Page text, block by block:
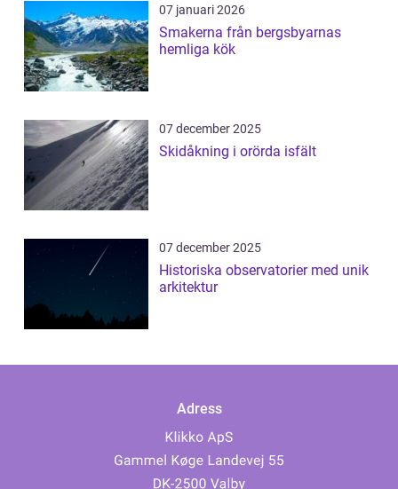
07 januari 2026
Smakerna från bergsbyarnas
hemliga kök
07 december 2025
Skidåkning i orörda isfält
07 december 2025
Historiska observatorier med unik
arkitektur
Adress